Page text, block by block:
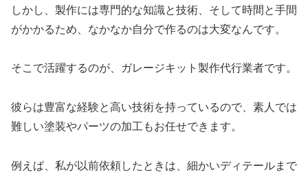
しかし、製作には専門的な知識と技術、そして時間と手間
がかかるため、なかなか自分で作るのは大変なんです。
そこで活躍するのが、ガレージキット製作代行業者です。
彼らは豊富な経験と高い技術を持っているので、素人では
難しい塗装やパーツの加工もお任せできます。
例えば、私が以前依頼したときは、細かいディテールまで